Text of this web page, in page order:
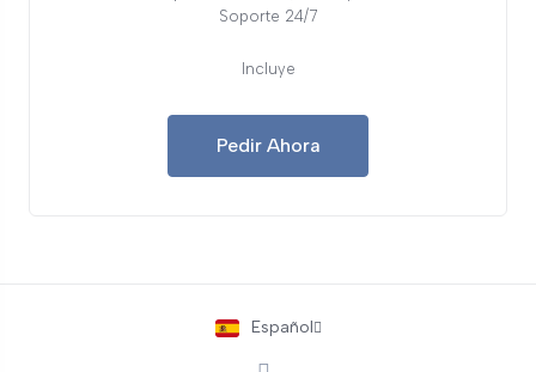
Incluye
Soporte 24/7
Pedir Ahora
Español